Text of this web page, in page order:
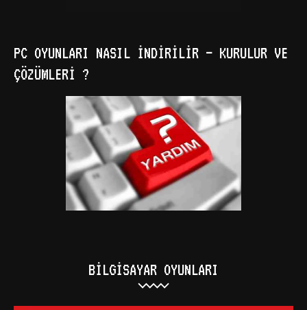
PC OYUNLARI NASIL İNDIRILIR – KURULUR VE
ÇÖZÜMLERI ?
BILGISAYAR OYUNLARI